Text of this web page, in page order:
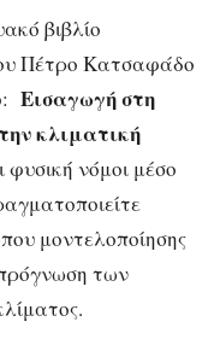
βιβλίο
Πέτρο Κατσαφάδο
Εισαγωγή στη
κλιματική
νόμοι μέσο
μοντελοποίησης
των